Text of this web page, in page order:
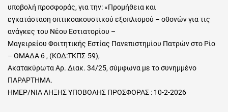
υποβολή προσφοράς, για την: «Προμήθεια και
εγκατάσταση οπτικοακουστικού εξοπλισμού – οθονών για τις
ανάγκες του Νέου Εστιατορίου –
Μαγειρείου Φοιτητικής Εστίας Πανεπιστημίου Πατρών στο Ρίο
– ΟΜΑΔΑ 6 , (ΚΩΔ:ΤΚΠΣ-59),
Ακατακύρωτα Αρ. Διακ. 34/25, σύμφωνα με το συνημμένο
ΠΑΡΑΡΤΗΜΑ.
ΗΜΕΡ/ΝΙΑ ΛΗΞΗΣ ΥΠΟΒΟΛΗΣ ΠΡΟΣΦΟΡΑΣ : 10-2-2026